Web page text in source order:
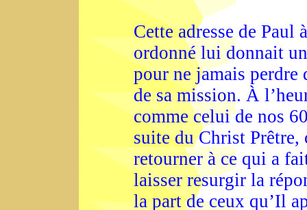
Cette adresse de
ordonné lui donnait
pour ne jamais
de sa mission. À
comme celui de nos
suite du Christ Prêtre,
retourner à ce qui a
laisser resurgir la
la part de ceux qu’Il